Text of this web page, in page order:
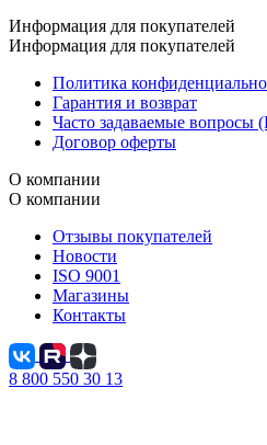
Информация для покупателей
Информация для покупателей
Политика
Гарантия и возврат
Часто задаваемые вопросы
Договор оферты
О компании
О компании
Отзывы покупателей
Новости
ISO 9001
Магазины
Контакты
8 800 550 30 13